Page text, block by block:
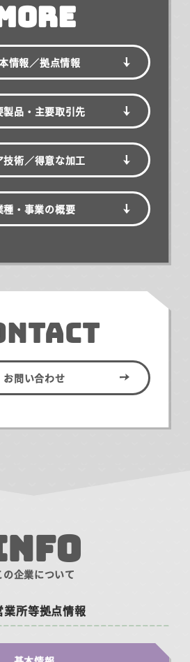
MORE
情報／拠点情報
製品・主要取引先
技術／得意な加工
種・事業の概要
お問い合わせ
の企業について
所等拠点情報